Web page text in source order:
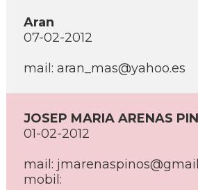
Aran
07-02-2012
mail: aran_mas@yahoo.es
JOSEP MARIA ARENAS
01-02-2012
mail:
mobil: